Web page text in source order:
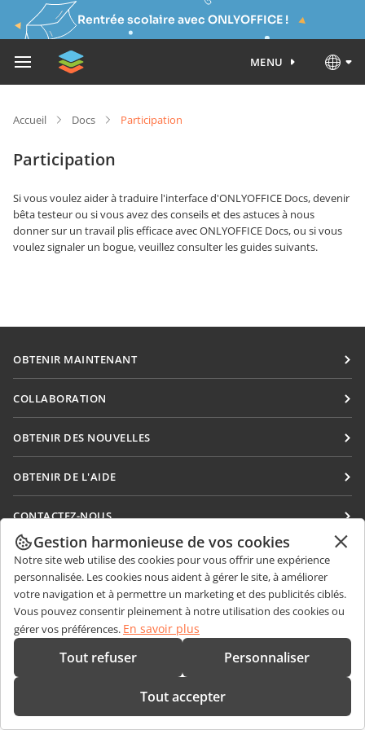
Rentrée scolaire avec ONLYOFFICE !
MENU
Accueil Docs Participation
Participation
Si vous voulez aider à traduire l'interface d'ONLYOFFICE Docs, devenir
bêta testeur ou si vous avez des conseils et des astuces à nous
donner sur un travail plis efficace avec ONLYOFFICE Docs, ou si vous
voulez signaler un bogue, veuillez consulter les guides suivants.
OBTENIR MAINTENANT
Workspace
Applications de bureau
Applications mobiles
COLLABORATION
Pour les influenceurs
OBTENIR DES NOUVELLES
OBTENIR DE L'AIDE
Cours de formation
Webinaires
Livres blancs
Demande de support
Demande de démo
CONTACTEZ-NOUS
Questions de ventes sales@onlyoffice.com
Demande de partenariat
partners@onlyoffice.com
Demande de pressepress@onlyoffice.com
Demande d'appel
onlyoffice.com
© Ascensio System SIA 2026. Tous droits réservés
Gestion harmonieuse de vos cookies
Notre site web utilise des cookies pour vous offrir une expérience
personnalisée. Les cookies nous aident à gérer le site, à améliorer
votre navigation et à permettre un marketing et des publicités ciblés.
Vous pouvez consentir pleinement à notre utilisation des cookies ou
gérer vos préférences. En savoir plus
Tout refuser Personnaliser
Tout accepter